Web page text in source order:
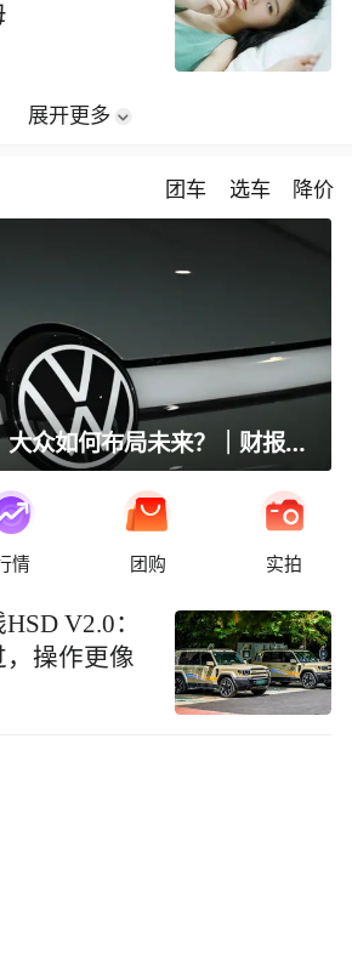
展开更多
团车 选车 降价
利润腰斩之后，大众如何布局未来？｜财报全视角
情 团购 实拍
V2.0：
操作更像